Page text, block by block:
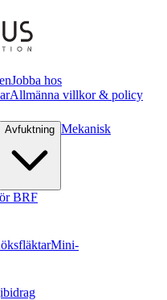
Jobba hos
Allmänna villkor & policy
Avfuktning Mekanisk
BRF
Mini-